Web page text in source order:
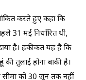
करते हुए कहा कि
31 मई निर्धारित थी,
है। हकीकत यह है कि
तुलाई होना बाकी है।
को 30 जून तक नहीं